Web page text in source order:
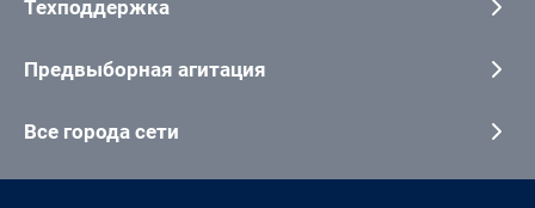
Техподдержка
Предвыборная агитация
Все города сети